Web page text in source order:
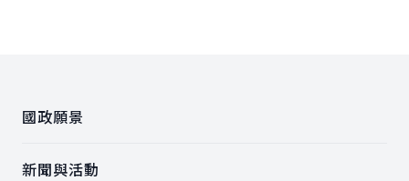
國政願景
新聞與活動